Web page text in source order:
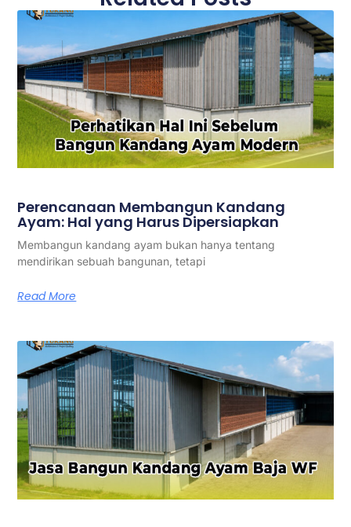
Perencanaan Membangun Kandang
Ayam: Hal yang Harus Dipersiapkan
Membangun kandang ayam bukan hanya tentang
mendirikan sebuah bangunan, tetapi
Read More